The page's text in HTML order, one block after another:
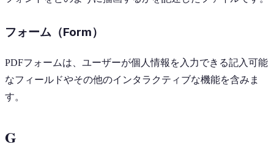
フォーム（Form）
PDFフォームは、ユーザーが個人情報を入力できる記入可能
なフィールドやその他のインタラクティブな機能を含みま
す。
G